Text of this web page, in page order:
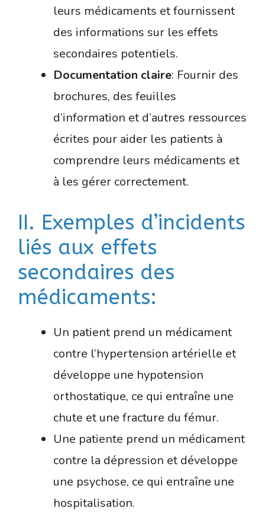
leurs médicaments et fournissent
des informations sur les effets
secondaires potentiels.
Documentation claire: Fournir des
brochures, des feuilles
d’information et d’autres ressources
écrites pour aider les patients à
comprendre leurs médicaments et
à les gérer correctement.
II. Exemples d’incidents
liés aux effets
secondaires des
médicaments:
Un patient prend un médicament
contre l’hypertension artérielle et
développe une hypotension
orthostatique, ce qui entraîne une
chute et une fracture du fémur.
Une patiente prend un médicament
contre la dépression et développe
une psychose, ce qui entraîne une
hospitalisation.